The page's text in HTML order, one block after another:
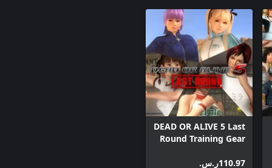
DEAD OR ALIVE 5 Last
Round Training Gear
‪ر.س.‏‎110.97‬